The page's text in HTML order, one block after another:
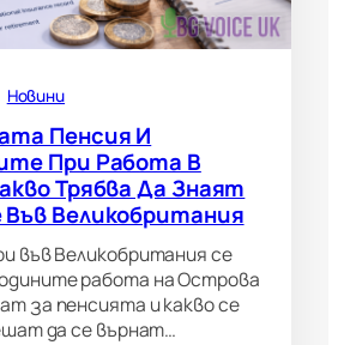
Новини
Пенсия И
При Работа В
Трябва Да Знаят
Великобритания
във Великобритания се
работа на Острова
за пенсията и какво се
да се върнат…